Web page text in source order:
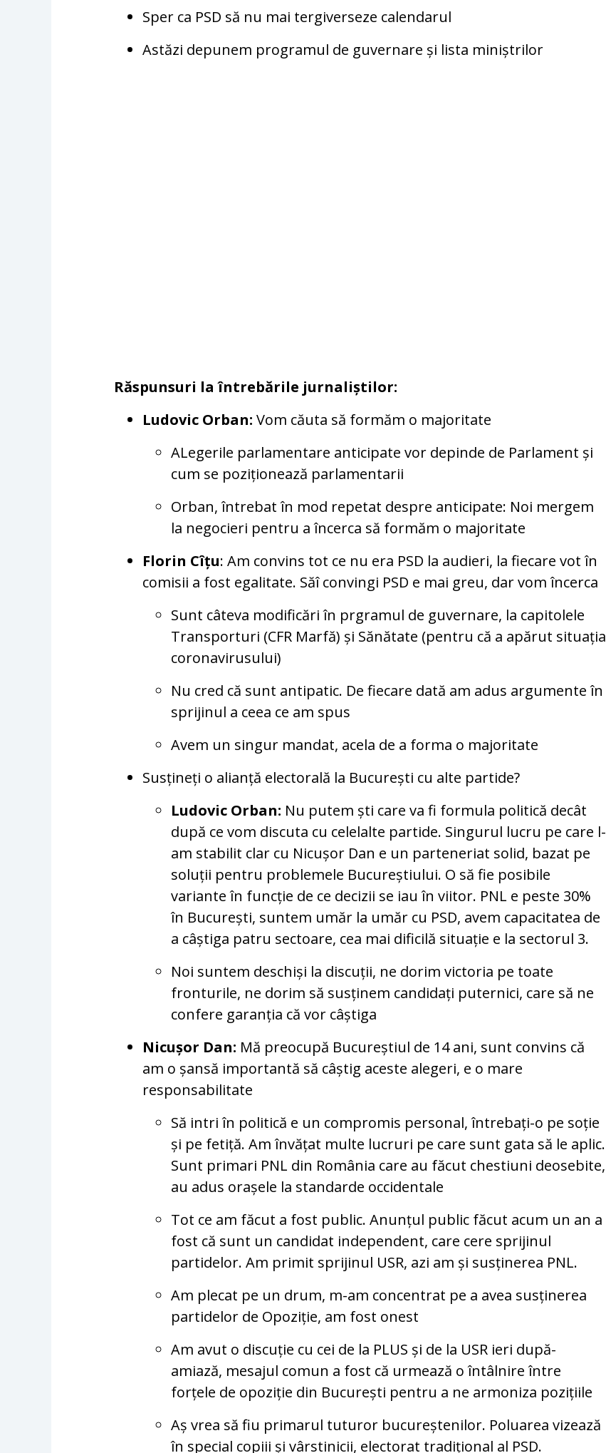
Sper ca PSD să nu mai tergiverseze calendarul
Astăzi depunem programul de guvernare și lista miniștrilor
Răspunsuri la întrebările jurnaliștilor:
Ludovic Orban: Vom căuta să formăm o majoritate
ALegerile parlamentare anticipate vor depinde de Parlament și
cum se poziționează parlamentarii
Orban, întrebat în mod repetat despre anticipate: Noi mergem
la negocieri pentru a încerca să formăm o majoritate
Florin Cîțu: Am convins tot ce nu era PSD la audieri, la fiecare vot în
comisii a fost egalitate. Săî convingi PSD e mai greu, dar vom încerca
Sunt câteva modificări în prgramul de guvernare, la capitolele
Transporturi (CFR Marfă) și Sănătate (pentru că a apărut situația
coronavirusului)
Nu cred că sunt antipatic. De fiecare dată am adus argumente în
sprijinul a ceea ce am spus
Avem un singur mandat, acela de a forma o majoritate
Susțineți o alianță electorală la București cu alte partide?
Ludovic Orban: Nu putem ști care va fi formula politică decât
după ce vom discuta cu celelalte partide. Singurul lucru pe care l-
am stabilit clar cu Nicușor Dan e un parteneriat solid, bazat pe
soluții pentru problemele Bucureștiului. O să fie posibile
variante în funcție de ce decizii se iau în viitor. PNL e peste 30%
în București, suntem umăr la umăr cu PSD, avem capacitatea de
a câștiga patru sectoare, cea mai dificilă situație e la sectorul 3.
Noi suntem deschiși la discuții, ne dorim victoria pe toate
fronturile, ne dorim să susținem candidați puternici, care să ne
confere garanția că vor câștiga
Nicușor Dan: Mă preocupă Bucureștiul de 14 ani, sunt convins că
am o șansă importantă să câștig aceste alegeri, e o mare
responsabilitate
Să intri în politică e un compromis personal, întrebați-o pe soție
și pe fetiță. Am învățat multe lucruri pe care sunt gata să le aplic.
Sunt primari PNL din România care au făcut chestiuni deosebite,
au adus orașele la standarde occidentale
Tot ce am făcut a fost public. Anunțul public făcut acum un an a
fost că sunt un candidat independent, care cere sprijinul
partidelor. Am primit sprijinul USR, azi am și susținerea PNL.
Am plecat pe un drum, m-am concentrat pe a avea susținerea
partidelor de Opoziție, am fost onest
Am avut o discuție cu cei de la PLUS și de la USR ieri după-
amiază, mesajul comun a fost că urmează o întâlnire între
forțele de opoziție din București pentru a ne armoniza pozițiile
Aș vrea să fiu primarul tuturor bucureștenilor. Poluarea vizează
în special copiii și vârstinicii, electorat tradițional al PSD.